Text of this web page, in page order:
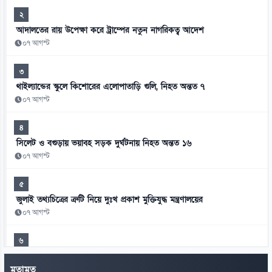
২
আদালতের রায় উপেক্ষা করে ট্রাম্পের নতুন নাগরিকত্ব আদেশ
০৭ আগস্ট
৩
থাইল্যান্ডের স্কুলে কিশোরের এলোপাতাড়ি গুলি, নিহত অন্তত ৭
০৭ আগস্ট
৪
সিলেট ও বগুড়ায় ভয়াবহ সড়ক দুর্ঘটনায় নিহত অন্তত ১৬
০৭ আগস্ট
৫
জুলাই তথ্যচিত্রের ত্রুটি নিয়ে দুঃখ প্রকাশ মুক্তিযুদ্ধ মন্ত্রণালয়ের
০৭ আগস্ট
৬
হাসিনাকে এই সুযোগ ভারত কেন দিল—স্বরাষ্ট্রমন্ত্রীর প্রশ্ন
০৭ আগস্ট